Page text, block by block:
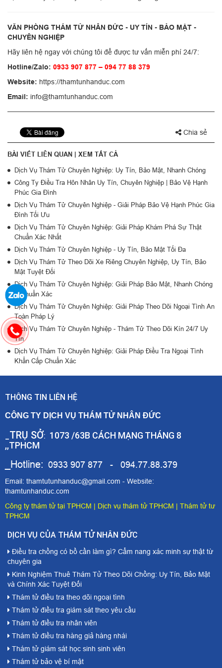
VĂN PHÒNG THÁM TỬ NHÂN ĐỨC - UY TÍN - BẢO MẬT -
CHUYÊN NGHIỆP
Hãy liên hệ ngay với chúng tôi để được tư vấn miễn phí 24/7:
Hotline/Zalo: 0933 907 877 – 094 77 88 379
Website: https://thamtunhanduc.com
Email: info@thamtunhanduc.com
Chia sẻ
BÀI VIẾT LIÊN QUAN | XEM TẤT CẢ
Dịch Vụ Thám Tử Chuyên Nghiệp: Uy Tín, Bảo Mật, Nhanh Chóng
Công Ty Điều Tra Hôn Nhân Uy Tín, Chuyên Nghiệp | Bảo Vệ Hạnh
Phúc Gia Đình
Dịch Vụ Thám Tử Chuyên Nghiệp - Giải Pháp Bảo Vệ Hạnh Phúc Gia
Đình Tối Ưu
Dịch Vụ Thám Tử Chuyên Nghiệp: Giải Pháp Khám Phá Sự Thật
Chuẩn Xác Nhất
Dịch Vụ Thám Tử Chuyên Nghiệp - Uy Tín, Bảo Mật Tối Đa
Dịch Vụ Thám Tử Theo Dõi Xe Riêng Chuyên Nghiệp, Uy Tín, Bảo
Mật Tuyệt Đối
Dịch Vụ Thám Tử Chuyên Nghiệp: Giải Pháp Bảo Mật, Nhanh Chóng
& Chuẩn Xác
Dịch Vụ Thám Tử Chuyên Nghiệp: Giải Pháp Theo Dõi Ngoại Tình An
Toàn Pháp Lý
Dịch Vụ Thám Tử Chuyên Nghiệp - Thám Tử Theo Dõi Kín 24/7 Uy
Tín
Dịch Vụ Thám Tử Chuyên Nghiệp: Giải Pháp Điều Tra Ngoại Tình
Khẩn Cấp Chuẩn Xác
THÔNG TIN LIÊN HỆ
CÔNG TY DỊCH VỤ THÁM TỬ NHÂN ĐỨC
TRỤ SỞ: 1073 /63B CÁCH MẠNG THÁNG 8
,,TPHCM
_Hotline: 0933 907 877 - 094.77.88.379
Email: thamtutunhanduc@gmail.com - Website:
thamtunhanduc.com
Công ty thám tử tại TPHCM | Dịch vụ thám tử TPHCM | Thám tử tư
TPHCM
DỊCH VỤ CỦA THÁM TỬ NHÂN ĐỨC
Điều tra chồng có bồ cần làm gì? Cẩm nang xác minh sự thật từ
chuyên gia
Kinh Nghiệm Thuê Thám Tử Theo Dõi Chồng: Uy Tín, Bảo Mật
và Chính Xác Tuyệt Đối
Thám tử điều tra theo dõi ngoại tình
Thám tử điều tra giám sát theo yêu cầu
Thám tử điều tra nhân viên
Thám tử điều tra hàng giả hàng nhái
Thám tử giám sát học sinh sinh viên
Thám tử bảo vệ bí mật